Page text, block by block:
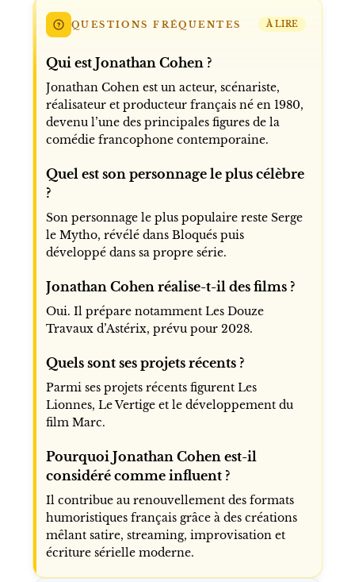
QUESTIONS FRÉQUENTES À LIRE
Qui est Jonathan Cohen ?
Jonathan Cohen est un acteur, scénariste,
réalisateur et producteur français né en 1980,
devenu l’une des principales figures de la
comédie francophone contemporaine.
Quel est son personnage le plus célèbre
?
Son personnage le plus populaire reste Serge
le Mytho, révélé dans Bloqués puis
développé dans sa propre série.
Jonathan Cohen réalise-t-il des films ?
Oui. Il prépare notamment Les Douze
Travaux d’Astérix, prévu pour 2028.
Quels sont ses projets récents ?
Parmi ses projets récents figurent Les
Lionnes, Le Vertige et le développement du
film Marc.
Pourquoi Jonathan Cohen est-il
considéré comme influent ?
Il contribue au renouvellement des formats
humoristiques français grâce à des créations
mêlant satire, streaming, improvisation et
écriture sérielle moderne.